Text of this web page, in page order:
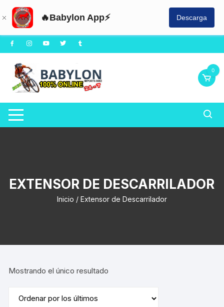
🔥Babylon App⚡ Descarga
Saltar
al
contenido
0
EXTENSOR DE DESCARRILADOR
Inicio / Extensor de Descarrilador
Mostrando el único resultado